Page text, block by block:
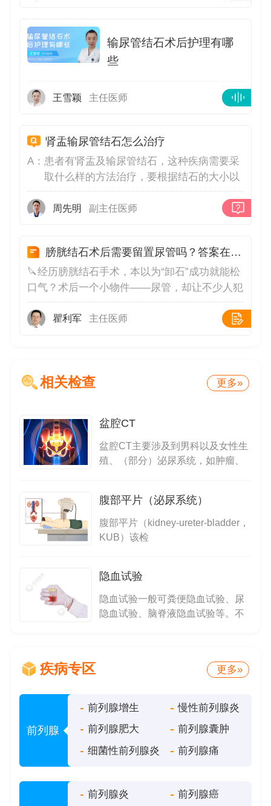
输尿管结石术后护理有哪
些
王雪颖 主任医师
肾盂输尿管结石怎么治疗
A： 患者有肾盂及输尿管结石，这种疾病需要采
取什么样的方法治疗，要根据结石的大小以
及引起的临床症状才能决定，如果结石比较
小，小于0.8cm，只需要多喝水，多活动多
尿管，引起严重的肾积水，需要及时采取手
术治疗，才能避免肾脏损伤。
周先明 副主任医师
膀胱结石术后需要留置尿管吗？答案在这里
🔪经历膀胱结石手术，本以为“卸石”成功就能松
口气？术后一个小物件——尿管，却让不少人犯
了难😟！膀胱结石手术后，究竟为何要留置尿
管？它又要陪伴多久才能“功成身退”？答案关乎
伤小、恢复快，但术中使用的器械会刺激尿道和
低术后出血和感染风险
瞿利军 主任医师
相关检查 更多»
盆腔CT
盆腔CT主要涉及到男科以及女性生
殖、（部分）泌尿系统，如肿瘤、
腹部平片（泌尿系统）
腹部平片（kidney-ureter-bladder，
KUB）该检
隐血试验
隐血试验一般可粪便隐血试验、尿
隐血试验、脑脊液隐血试验等。不
疾病专区 更多»
前列腺
前列腺增生
慢性前列腺炎
前列腺肥大
前列腺囊肿
细菌性前列腺炎
前列腺痛
前列腺炎
前列腺癌